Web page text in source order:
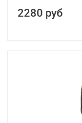
2280 руб